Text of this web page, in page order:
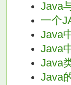
Java
一个
Java
Java
Java
Java